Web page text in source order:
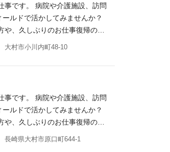
価値向上」へ能動的に動ける方
い方 ◎将来的なサービス外
ど）と協力しながら、スピー
の視点 ・保護者との情報共有
えるため、一人で悩みを抱え
テーマに、STEAM教育を取
ちが楽しみながら学べる環境
がいるため、学びながら支援
れからの時代に必要な力を育
クのある方も、先輩職員が業務
職を含めてチームで共有しなが
！／ 「どんな雰囲気なんだろ
もできるか見てみたい」 そん
などを見てから応募を検討い
伝える支援 ・日常生活動作の
いきます。 身体機能の向上だ
事の魅力です。 【児童福祉分
活躍いただけます。 当法人で
ィングや情報共有を行ってい
の視点 ・保護者との情報共有
えるため、一人で悩みを抱え
テーマに、STEAM教育を取
ちが楽しみながら学べる環境
がいるため、学びながら支援
事です。 病院や介護施設、訪問
ルドで活かしてみませんか？
、久しぶりのお仕事復帰の方
理学療法士として培ってきた
な業務内容】 ・子ども一人ひ
ポート ・外出レクリエーショ
活かせます】 理学療法士とし
伝える支援 ・日常生活動作の
いきます。 身体機能の向上だ
事の魅力です。 【児童福祉分
活躍いただけます。 当法人で
大村市小川内町48-10
事です。 病院や介護施設、訪問
ルドで活かしてみませんか？
、久しぶりのお仕事復帰の方
理学療法士として培ってきた
な業務内容】 ・子ども一人ひ
長崎県大村市原口町644-1